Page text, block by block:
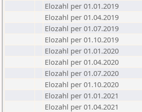
Elozahl per 01.01.2019
Elozahl per 01.04.2019
Elozahl per 01.07.2019
Elozahl per 01.10.2019
Elozahl per 01.01.2020
Elozahl per 01.04.2020
Elozahl per 01.07.2020
Elozahl per 01.10.2020
Elozahl per 01.01.2021
Elozahl per 01.04.2021